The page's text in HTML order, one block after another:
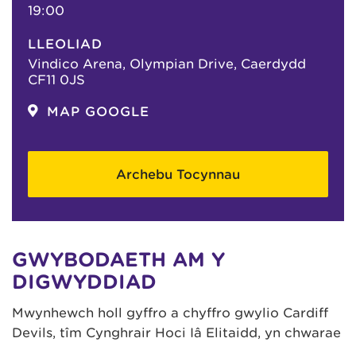
19:00
LLEOLIAD
Vindico Arena, Olympian Drive, Caerdydd
CF11 0JS
MAP GOOGLE
Archebu Tocynnau
GWYBODAETH AM Y
DIGWYDDIAD
Mwynhewch holl gyffro a chyffro gwylio Cardiff
Devils, tîm Cynghrair Hoci Iâ Elitaidd, yn chwarae